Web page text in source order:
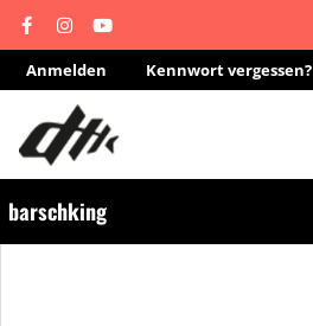
Anmelden Kennwort vergessen?
barschking